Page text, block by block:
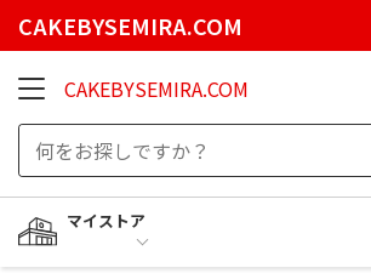
CAKEBYSEMIRA.COM
CAKEBYSEMIRA.COM
マイストア